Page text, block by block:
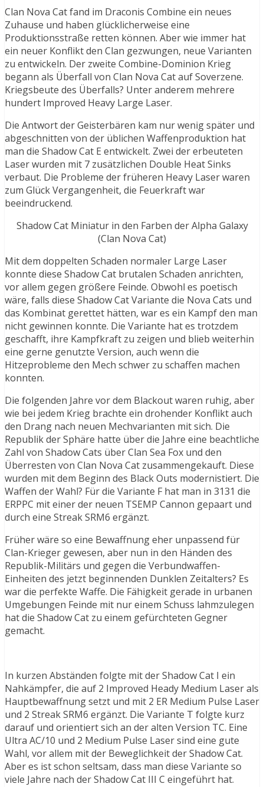
Clan Nova Cat fand im Draconis Combine ein neues
Zuhause und haben glücklicherweise eine
Produktionsstraße retten können. Aber wie immer hat
ein neuer Konflikt den Clan gezwungen, neue Varianten
zu entwickeln. Der zweite Combine-Dominion Krieg
begann als Überfall von Clan Nova Cat auf Soverzene.
Kriegsbeute des Überfalls? Unter anderem mehrere
hundert Improved Heavy Large Laser.
Die Antwort der Geisterbären kam nur wenig später und
abgeschnitten von der üblichen Waffenproduktion hat
man die Shadow Cat E entwickelt. Zwei der erbeuteten
Laser wurden mit 7 zusätzlichen Double Heat Sinks
verbaut. Die Probleme der früheren Heavy Laser waren
zum Glück Vergangenheit, die Feuerkraft war
beeindruckend.
Shadow Cat Miniatur in den Farben der Alpha Galaxy
(Clan Nova Cat)
Mit dem doppelten Schaden normaler Large Laser
konnte diese Shadow Cat brutalen Schaden anrichten,
vor allem gegen größere Feinde. Obwohl es poetisch
wäre, falls diese Shadow Cat Variante die Nova Cats und
das Kombinat gerettet hätten, war es ein Kampf den man
nicht gewinnen konnte. Die Variante hat es trotzdem
geschafft, ihre Kampfkraft zu zeigen und blieb weiterhin
eine gerne genutzte Version, auch wenn die
Hitzeprobleme den Mech schwer zu schaffen machen
konnten.
Die folgenden Jahre vor dem Blackout waren ruhig, aber
wie bei jedem Krieg brachte ein drohender Konflikt auch
den Drang nach neuen Mechvarianten mit sich. Die
Republik der Sphäre hatte über die Jahre eine beachtliche
Zahl von Shadow Cats über Clan Sea Fox und den
Überresten von Clan Nova Cat zusammengekauft. Diese
wurden mit dem Beginn des Black Outs modernistiert. Die
Waffen der Wahl? Für die Variante F hat man in 3131 die
ERPPC mit einer der neuen TSEMP Cannon gepaart und
durch eine Streak SRM6 ergänzt.
Früher wäre so eine Bewaffnung eher unpassend für
Clan-Krieger gewesen, aber nun in den Händen des
Republik-Militärs und gegen die Verbundwaffen-
Einheiten des jetzt beginnenden Dunklen Zeitalters? Es
war die perfekte Waffe. Die Fähigkeit gerade in urbanen
Umgebungen Feinde mit nur einem Schuss lahmzulegen
hat die Shadow Cat zu einem gefürchteten Gegner
gemacht.
In kurzen Abständen folgte mit der Shadow Cat I ein
Nahkämpfer, die auf 2 Improved Heady Medium Laser als
Hauptbewaffnung setzt und mit 2 ER Medium Pulse Laser
und 2 Streak SRM6 ergänzt. Die Variante T folgte kurz
darauf und orientiert sich an der alten Version TC. Eine
Ultra AC/10 und 2 Medium Pulse Laser sind eine gute
Wahl, vor allem mit der Beweglichkeit der Shadow Cat.
Aber es ist schon seltsam, dass man diese Variante so
viele Jahre nach der Shadow Cat III C eingeführt hat.